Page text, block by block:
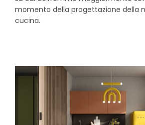
momento della progettazione della
cucina.